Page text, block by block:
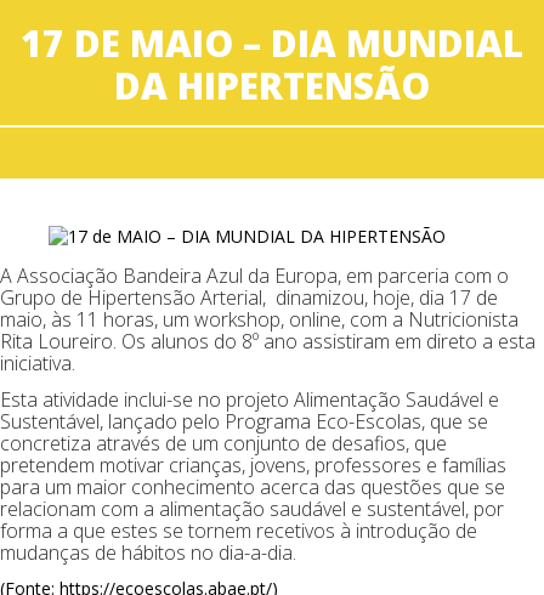
17 DE MAIO – DIA MUNDIAL
DA HIPERTENSÃO
A Associação Bandeira Azul da Europa, em parceria com o
Grupo de Hipertensão Arterial, dinamizou, hoje, dia 17 de
maio, às 11 horas, um workshop, online, com a Nutricionista
Rita Loureiro. Os alunos do 8º ano assistiram em direto a esta
iniciativa.
Esta atividade inclui-se no projeto Alimentação Saudável e
Sustentável, lançado pelo Programa Eco-Escolas, que se
concretiza através de um conjunto de desafios, que
pretendem motivar crianças, jovens, professores e famílias
para um maior conhecimento acerca das questões que se
relacionam com a alimentação saudável e sustentável, por
forma a que estes se tornem recetivos à introdução de
mudanças de hábitos no dia-a-dia.
(Fonte: https://ecoescolas.abae.pt/)